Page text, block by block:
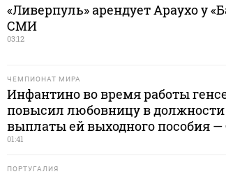
«Ливерпуль» арендует Араухо у
СМИ
03:12
ЧЕМПИОНАТ МИРА
Инфантино во время работы
повысил любовницу в должности
выплаты ей выходного пособия
01:41
ПОРТУГАЛИЯ